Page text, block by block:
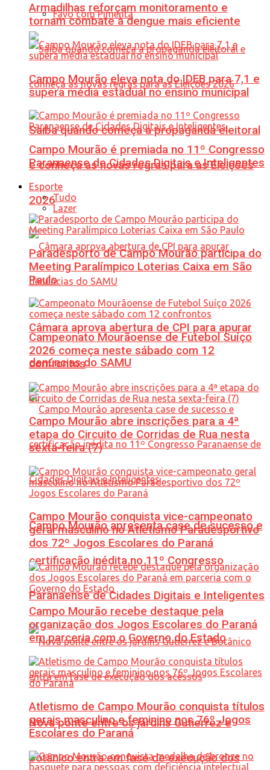
Favo com Pimenta
Saiba quando começa a propaganda eleitoral
e conheça as novas regras para as Eleições
2026
Câmara aprova abertura de CPI para apurar
denúncias do SAMU
Campo Mourão apresenta case de sucesso e
certificação inédita no 11º Congresso
Paranaense de Cidades Digitais e Inteligentes
Nova ponte entre os jardins Gutierrez e
Botânico entra em fase de execução dos
Armadilhas reforçam monitoramento e
tornam combate à dengue mais eficiente
Campo Mourão eleva nota do IDEB para 7,1 e
supera média estadual no ensino municipal
Campo Mourão é premiada no 11º Congresso
Paranaense de Cidades Digitais e Inteligentes
Esporte
Tudo
Lazer
Paradesporto de Campo Mourão participa do
Meeting Paralímpico Loterias Caixa em São
Paulo
Campeonato Mourãoense de Futebol Suíço
2026 começa neste sábado com 12
confrontos
Campo Mourão abre inscrições para a 4ª
etapa do Circuito de Corridas de Rua nesta
sexta-feira (7)
Campo Mourão conquista vice-campeonato
geral masculino no Atletismo Paradesportivo
dos 72º Jogos Escolares do Paraná
Campo Mourão recebe destaque pela
organização dos Jogos Escolares do Paraná
em parceria com o Governo do Estado
Atletismo de Campo Mourão conquista títulos
gerais masculino e feminino nos 76º Jogos
Escolares do Paraná